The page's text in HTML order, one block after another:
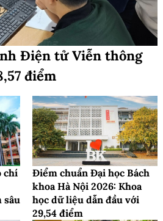
Điện tử Viễn thông
điểm
chí
sâu
Điểm chuẩn Đại học Bách
khoa Hà Nội 2026: Khoa
học dữ liệu dẫn đầu với
29,54 điểm